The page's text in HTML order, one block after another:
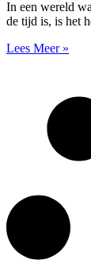
In een wereld
de tijd is, is het
Lees Meer »